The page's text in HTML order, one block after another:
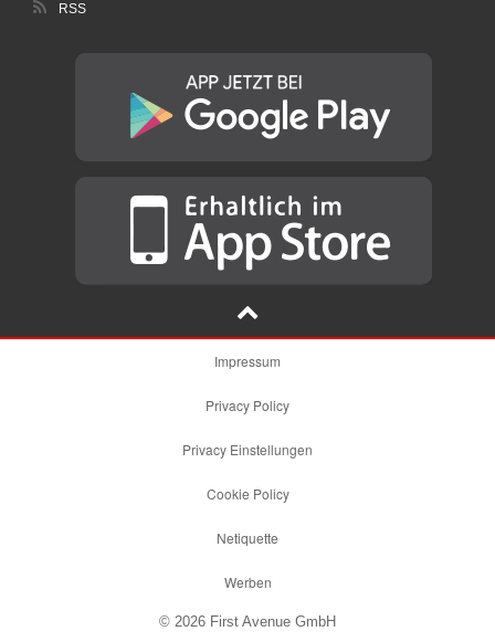
RSS
Impressum
Privacy Policy
Privacy Einstellungen
Cookie Policy
Netiquette
Werben
© 2026 First Avenue GmbH